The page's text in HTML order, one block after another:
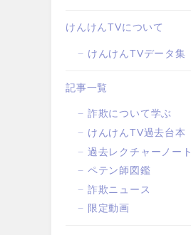
けんけんTVについて
けんけんTVデータ集
記事一覧
詐欺について学ぶ
けんけんTV過去台本
過去レクチャーノート
ペテン師図鑑
詐欺ニュース
限定動画